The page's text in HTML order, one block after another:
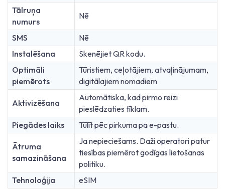
Tālruņa
numurs
Nē
SMS
Nē
Instalēšana
Skenējiet QR kodu.
Optimāli
piemērots
Tūristiem, ceļotājiem, atvaļinājumam,
digitālajiem nomadiem
Aktivizēšana
Automātiska, kad pirmo reizi
pieslēdzaties tīklam.
Piegādes laiks
Tūlīt pēc pirkuma pa e-pastu.
Ātruma
samazināšana
Ja nepieciešams. Daži operatori patur
tiesības piemērot godīgas lietošanas
politiku.
Tehnoloģija
eSIM